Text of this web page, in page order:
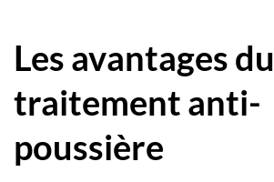
Les avantages du
traitement anti-
poussière